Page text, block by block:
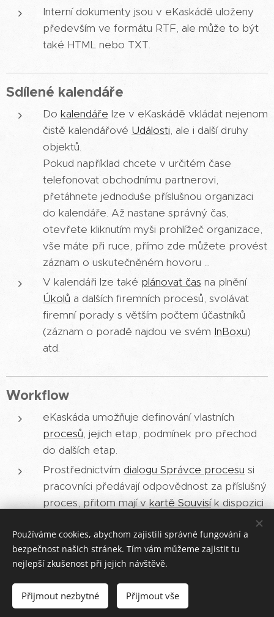
Interní dokumenty jsou v eKaskádě uloženy
především ve formátu RTF, ale může to být
také HTML nebo TXT.
Sdílené kalendáře
Do kalendáře lze v eKaskádě vkládat nejenom
čistě kalendářové Události, ale i další druhy
objektů.
Pokud například chcete v určitém čase
telefonovat obchodnímu partnerovi,
přetáhnete jednoduše příslušnou organizaci
do kalendáře. Až nastane správný čas,
otevřete kliknutím myši prohlížeč organizace,
vše máte při ruce, přímo zde můžete provést
záznam o uskutečněném hovoru ...
V kalendáři lze také plánovat čas na plnění
Úkolů a dalších firemních procesů, svolávat
firemní porady s větším počtem účastníků
(záznam o poradě najdou ve svém InBoxu)
atd.
Workflow
eKaskáda umožňuje definování vlastních
procesů, jejich etap, podmínek pro přechod
do dalších etap.
Prostřednictvím dialogu Správce procesu si
pracovníci předávají odpovědnost za příslušný
proces, přitom mají vkartě Souvisík dispozici
vše potřebné, co s daným procesem souvisí.
Cookies
Používáme cookies, abychom zajistili správné fungování a
bezpečnost našich stránek. Tím vám můžeme zajistit tu
nejlepší zkušenost při jejich návštěvě.
Přijmout nezbytné Přijmout vše